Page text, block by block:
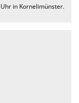
in Kornelimünster.